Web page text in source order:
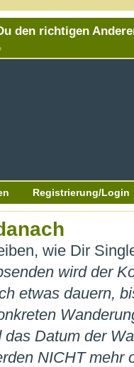
den richtigen
Registrierung/Login
wie Dir
wird der
etwas dauern,
Datum der
NICHT mehr